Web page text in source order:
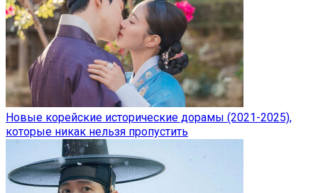
Новые корейские исторические дорамы (2021-2025),
которые никак нельзя пропустить